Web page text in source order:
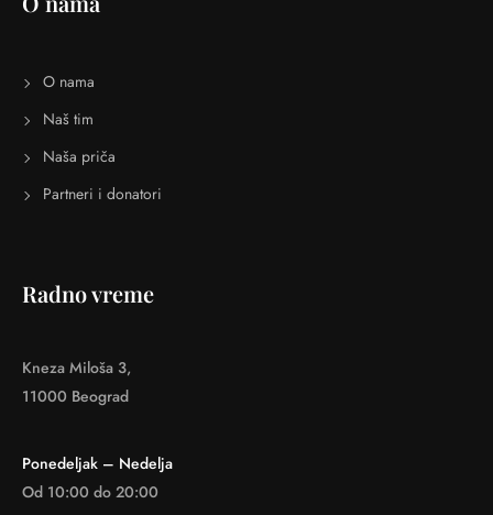
O nama
Naš tim
Naša priča
Partneri i donatori
Radno vreme
Kneza Miloša 3,
11000 Beograd
Ponedeljak – Nedelja
Od 10:00 do 20:00